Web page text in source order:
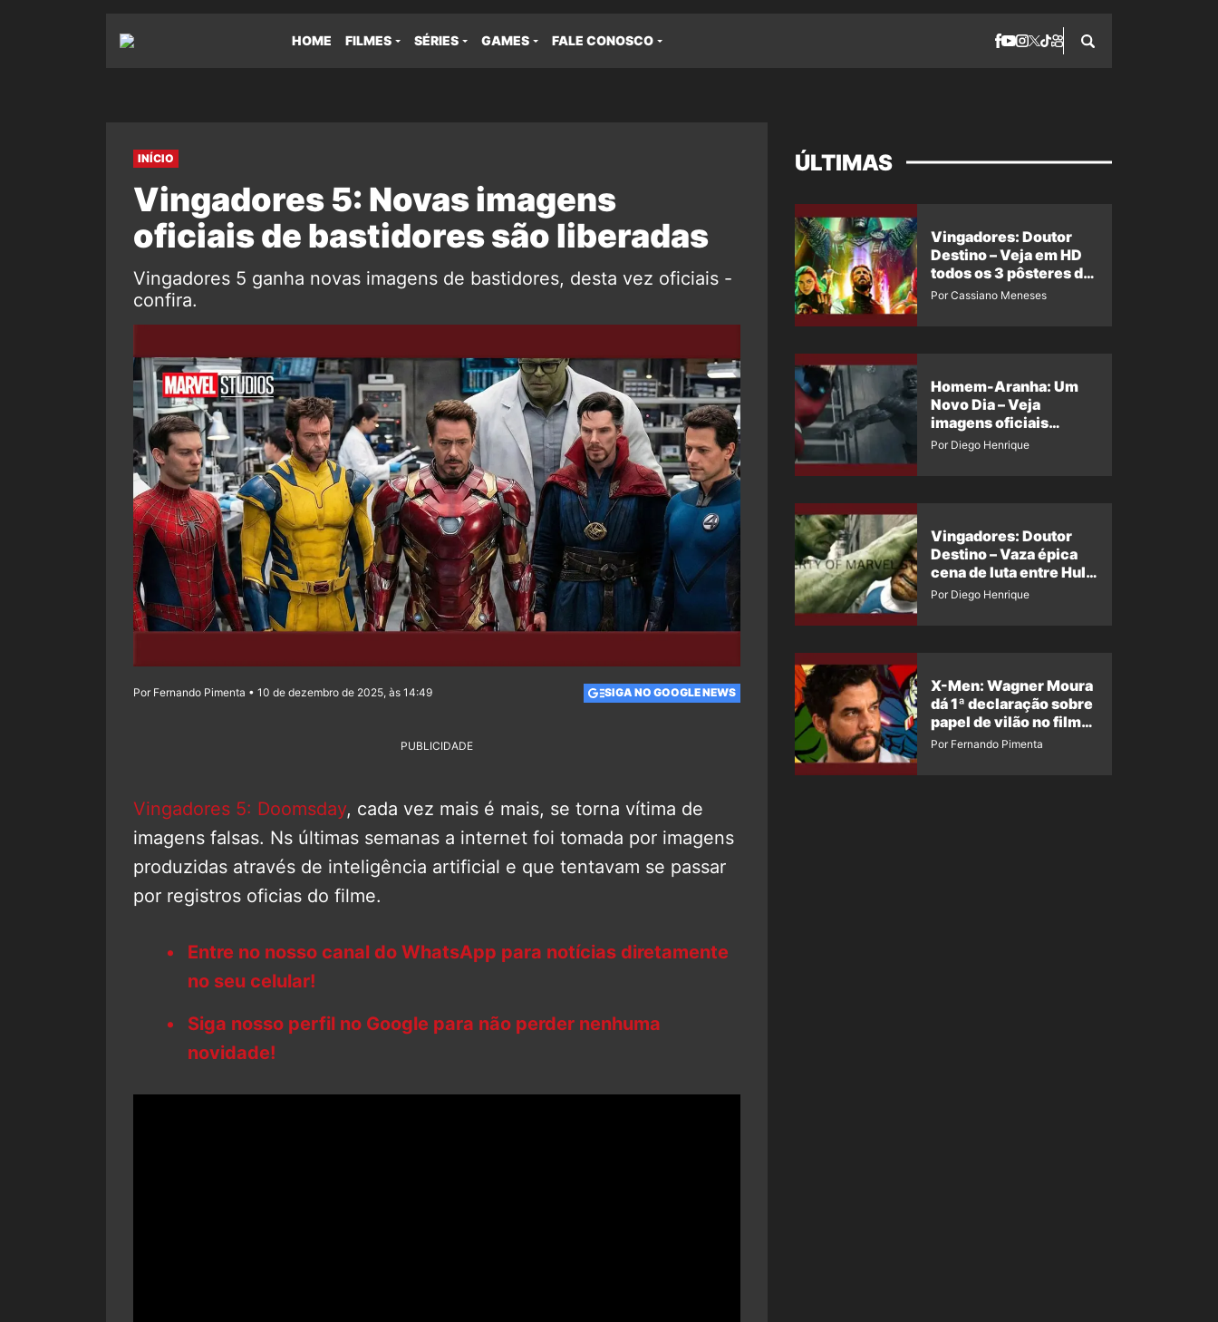
HOME FILMES SÉRIES GAMES FALE CONOSCO
INÍCIO
Vingadores 5: Novas imagens
oficiais de bastidores são liberadas
Vingadores 5 ganha novas imagens de bastidores, desta vez oficiais -
confira.
Por Fernando Pimenta • 10 de dezembro de 2025, às 14:49 SIGA NO GOOGLE NEWS
PUBLICIDADE
Vingadores 5: Doomsday, cada vez mais é mais, se torna vítima de
imagens falsas. Ns últimas semanas a internet foi tomada por imagens
produzidas através de inteligência artificial e que tentavam se passar
por registros oficias do filme.
Entre no nosso canal do WhatsApp para notícias diretamente
no seu celular!
Siga nosso perfil no Google para não perder nenhuma
novidade!
ÚLTIMAS
Vingadores: Doutor
Destino – Veja em HD
todos os 3 pôsteres de
‘Doomsday’ + 1 imagem
Por Cassiano Meneses
Homem-Aranha: Um
Novo Dia – Veja
imagens oficiais
descartadas do Hulk
Por Diego Henrique
Vingadores: Doutor
Destino – Vaza épica
cena de luta entre Hulk
e o Coisa
Por Diego Henrique
X-Men: Wagner Moura
dá 1ª declaração sobre
papel de vilão no filme
da Marvel
Por Fernando Pimenta